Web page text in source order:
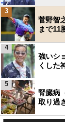
菅野智
まで11
3
強いシ
くした
4
腎臓病
取り過
5